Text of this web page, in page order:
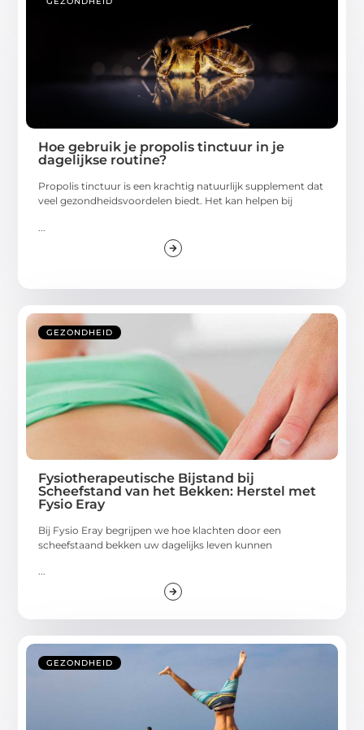
Hoe gebruik je propolis tinctuur in je
dagelijkse routine?
Propolis tinctuur is een krachtig natuurlijk supplement dat
veel gezondheidsvoordelen biedt. Het kan helpen bij
GEZONDHEID
Fysiotherapeutische Bijstand bij
Scheefstand van het Bekken: Herstel met
Fysio Eray
Bij Fysio Eray begrijpen we hoe klachten door een
scheefstaand bekken uw dagelijks leven kunnen
...
GEZONDHEID